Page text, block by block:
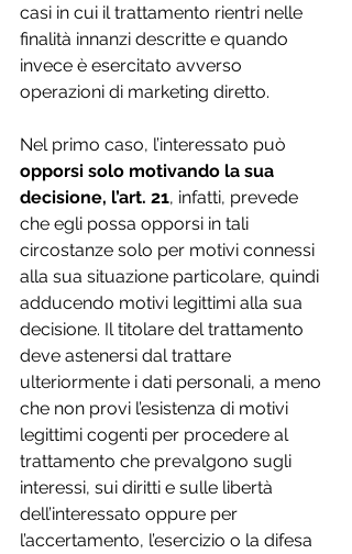
casi in cui il trattamento rientri nelle
finalità innanzi descritte e quando
invece è esercitato avverso
operazioni di marketing diretto.
Nel primo caso, l’interessato può
opporsi solo motivando la sua
decisione, l’art. 21, infatti, prevede
che egli possa opporsi in tali
circostanze solo per motivi connessi
alla sua situazione particolare, quindi
adducendo motivi legittimi alla sua
decisione. Il titolare del trattamento
deve astenersi dal trattare
ulteriormente i dati personali, a meno
che non provi l’esistenza di motivi
legittimi cogenti per procedere al
trattamento che prevalgono sugli
interessi, sui diritti e sulle libertà
dell’interessato oppure per
l’accertamento, l’esercizio o la difesa